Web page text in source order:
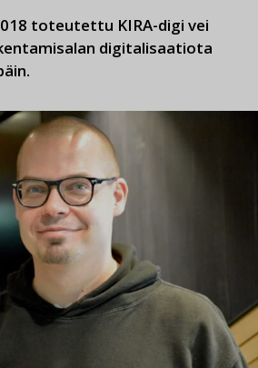
toteutettu KIRA-digi vei
digitalisaatiota